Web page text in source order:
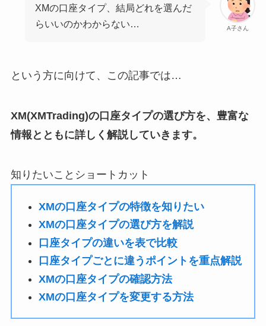
A子さん
XMの口座タイプ、結局どれを選んだ
らいいのかわからない…
という方に向けて、この記事では…
XM(XMTrading)の口座タイプの選び方を、豊富な
情報とともに詳しく解説していきます。
知りたいことショートカット
XMの口座タイプの特徴を知りたい
XMの口座タイプの選び方を解説
口座タイプの違いを表で比較
口座タイプごとに違うポイントを重点解説
XMの口座タイプの確認方法
XMの口座タイプを変更する方法